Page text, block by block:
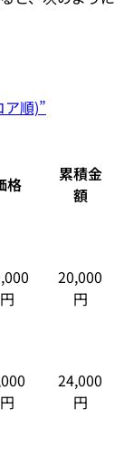
順)”
格
累積金
額
円
20,000
円
円
24,000
円